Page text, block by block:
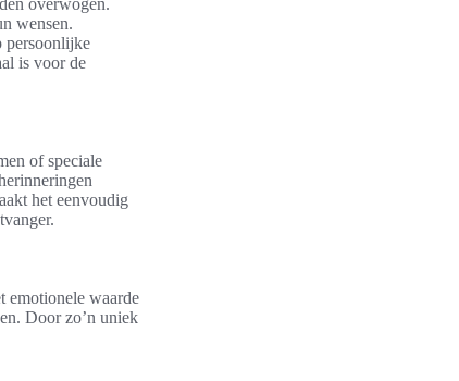
overwogen.
wensen.
persoonlijke
is voor de
of speciale
het eenvoudig
emotionele waarde
Door zo’n uniek